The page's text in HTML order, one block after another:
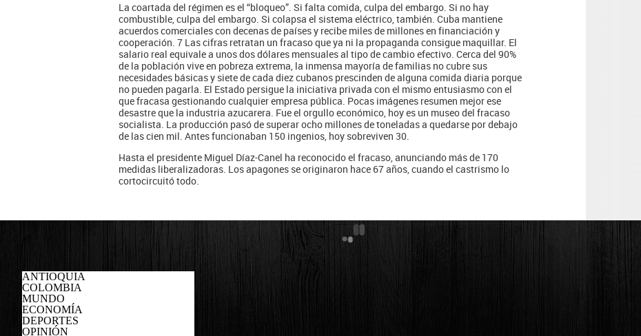
La coartada del régimen es el “bloqueo”. Si falta comida, culpa del embargo. Si no hay
combustible, culpa del embargo. Si colapsa el sistema eléctrico, también. Cuba mantiene
acuerdos comerciales con decenas de países y recibe miles de millones en financiación y
cooperación. 7 Las cifras retratan un fracaso que ya ni la propaganda consigue maquillar. El
salario real equivale a unos dos dólares mensuales al tipo de cambio efectivo. Cerca del 90%
de la población vive en pobreza extrema, la inmensa mayoría de familias no cubre sus
necesidades básicas y siete de cada diez cubanos prescinden de alguna comida diaria porque
no pueden pagarla. El Estado persigue la iniciativa privada con el mismo entusiasmo con el
que fracasa gestionando cualquier empresa pública. Pocas imágenes resumen mejor ese
desastre que la industria azucarera. Fue el orgullo económico, hoy es un museo del fracaso
socialista. La producción pasó de superar ocho millones de toneladas a quedarse por debajo
de las cien mil. Antes funcionaban 150 ingenios, hoy sobreviven 30.
Hasta el presidente Miguel Díaz-Canel ha reconocido el fracaso, anunciando más de 170
medidas liberalizadoras. Los apagones se originaron hace 67 años, cuando el castrismo lo
cortocircuitó todo.
ANTIOQUIA
COLOMBIA
MUNDO
ECONOMÍA
DEPORTES
OPINIÓN